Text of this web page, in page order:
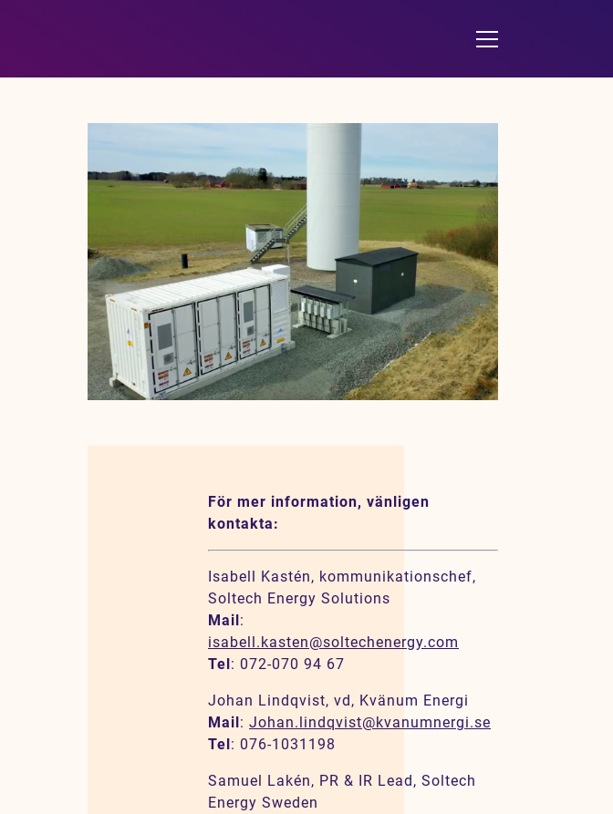
För mer information, vänligen
kontakta:
Isabell Kastén, kommunikationschef,
Soltech Energy Solutions
Mail :
isabell.kasten@soltechenergy.com
Tel : 072-070 94 67
Johan Lindqvist, vd, Kvänum Energi
Mail : Johan.lindqvist@kvanumnergi.se
Tel : 076-1031198
Samuel Lakén, PR & IR Lead, Soltech
Energy Sweden